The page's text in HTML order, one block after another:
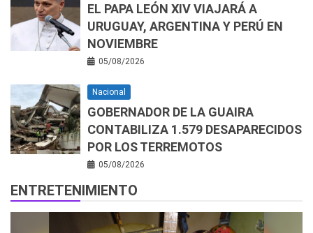
EL PAPA LEÓN XIV VIAJARÁ A
URUGUAY, ARGENTINA Y PERÚ EN
NOVIEMBRE
05/08/2026
Nacional
GOBERNADOR DE LA GUAIRA
CONTABILIZA 1.579 DESAPARECIDOS
POR LOS TERREMOTOS
05/08/2026
ENTRETENIMIENTO